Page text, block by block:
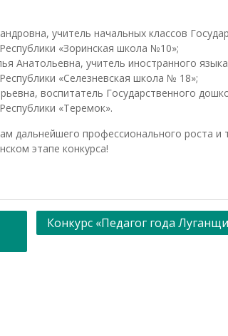
учитель начальных классов
«Зоринская школа №10»;
Анатольевна, учитель иностранного
«Селезневская школа № 18»;
воспитатель Государственного
«Теремок».
дальнейшего профессионального роста и
этапе конкурса!
Конкурс «Педагог года